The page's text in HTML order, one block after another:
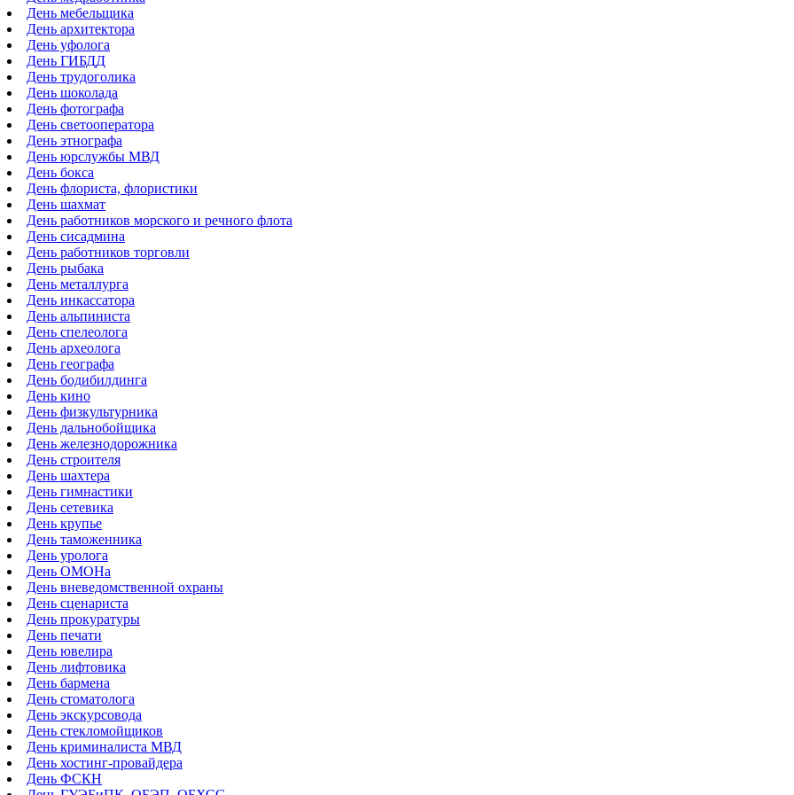
День мебельщика
День архитектора
День уфолога
День ГИБДД
День трудоголика
День шоколада
День фотографа
День светооператора
День этнографа
День юрслужбы МВД
День бокса
День флориста, флористики
День шахмат
День работников морского и речного флота
День сисадмина
День работников торговли
День рыбака
День металлурга
День инкассатора
День альпиниста
День спелеолога
День археолога
День географа
День бодибилдинга
День кино
День физкультурника
День дальнобойщика
День железнодорожника
День строителя
День шахтера
День гимнастики
День сетевика
День крупье
День таможенника
День уролога
День ОМОНа
День вневедомственной охраны
День сценариста
День прокуратуры
День печати
День ювелира
День лифтовика
День бармена
День стоматолога
День экскурсовода
День стекломойщиков
День криминалиста МВД
День хостинг-провайдера
День ФСКН